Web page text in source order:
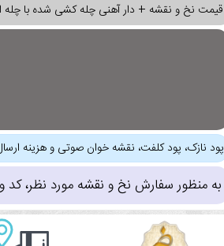
قیمت نخ و نقشه + دار آهنی چله کشی شده با چله
پود نازک، پود کلفت، نقشه خوان صوتی و هزینه
به منظور سفارش نخ و نقشه مورد نظر،